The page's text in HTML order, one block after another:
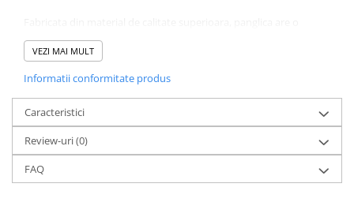
textura moale, neteda si rezistenta la desfacere. Se preteaza la o
gama larga de utilizari: fundite si ambalaje pentru cadouri,
florale, proiecte de croitorie si accesorii fashion.
Disponibila în multiple latimi (6 mm, 9 mm, 16 mm, 22 mm, 28
mm, 38 mm) si o paleta bogata de culori, de la nuante clasice (alb,
ivory, negru) la tonuri pastelate sau vibrante.
Alte culori si latimi de panglici gasiti la categoria
satinata
VEZI MAI MULT
Informatii conformitate produs
Caracteristici
Review-uri(0)
FAQ